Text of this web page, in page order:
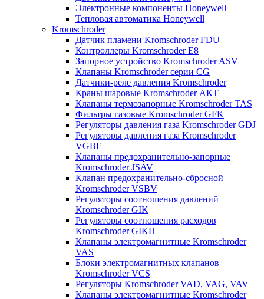
Электронные компоненты Honeywell
Тепловая автоматика Honeywell
Kromschroder
Датчик пламени Kromschroder FDU
Контроллеры Kromschroder E8
Запорное устройство Kromschroder ASV
Клапаны Kromschroder серии CG
Датчики-реле давления Kromschroder
Краны шаровые Kromschroder АКТ
Клапаны термозапорные Kromschroder TAS
Фильтры газовые Kromschroder GFK
Регуляторы давления газа Kromschroder GDJ
Регуляторы давления газа Kromschroder
VGBF
Клапаны предохранительно-запорные
Kromschroder JSAV
Клапан предохранительно-сбросной
Kromschroder VSBV
Регуляторы соотношения давлений
Kromschroder GIK
Регуляторы соотношения расходов
Kromschroder GIKH
Клапаны электромагнитные Kromschroder
VAS
Блоки электромагнитных клапанов
Kromschroder VCS
Регуляторы Kromschroder VAD, VAG, VAV
Клапаны электромагнитные Kromschroder